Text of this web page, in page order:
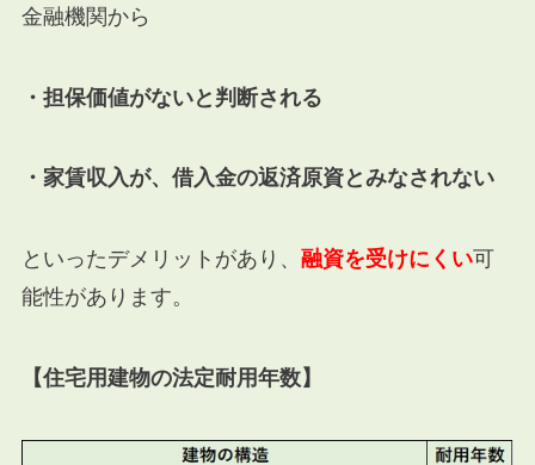
金融機関から
・担保価値がないと判断される
・家賃収入が、借入金の返済原資とみなされない
といったデメリットがあり、 融資を受けにくい可
能性があります。
【住宅用建物の法定耐用年数】